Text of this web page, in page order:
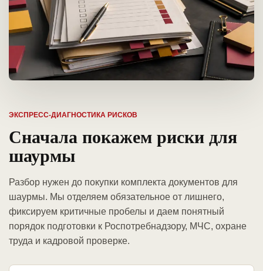
ЭКСПРЕСС-ДИАГНОСТИКА РИСКОВ
Сначала покажем риски для
шаурмы
Разбор нужен до покупки комплекта документов для
шаурмы. Мы отделяем обязательное от лишнего,
фиксируем критичные пробелы и даем понятный
порядок подготовки к Роспотребнадзору, МЧС, охране
труда и кадровой проверке.